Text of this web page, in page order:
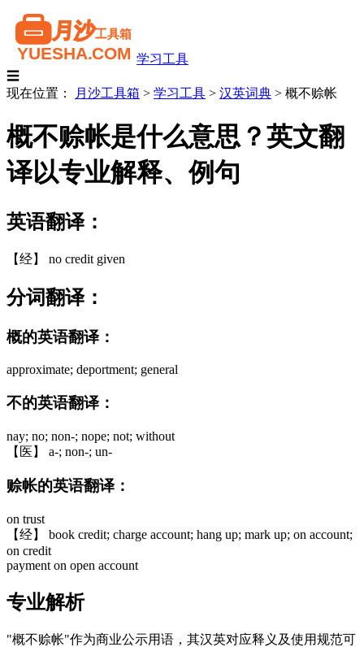
学习工具
☰
现在位置：
月沙工具箱 > 学习工具 > 汉英词典 > 概不赊帐
概不赊帐是什么意思？英文翻
译以专业解释、例句
英语翻译：
【经】 no credit given
分词翻译：
概的英语翻译：
approximate; deportment; general
不的英语翻译：
nay; no; non-; nope; not; without
【医】 a-; non-; un-
赊帐的英语翻译：
on trust
【经】 book credit; charge account; hang up; mark up; on account;
on credit
payment on open account
专业解析
"概不赊帐"作为商业公示用语，其汉英对应释义及使用规范可